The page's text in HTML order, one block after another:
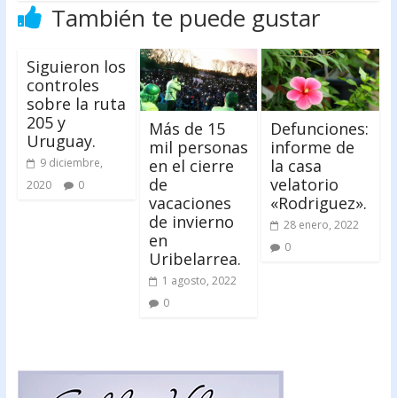
También te puede gustar
Siguieron los
controles
sobre la ruta
205 y
Uruguay.
9 diciembre,
2020
0
Más de 15
mil personas
en el cierre
de
vacaciones
de invierno
en
Uribelarrea.
1 agosto, 2022
0
Defunciones:
informe de
la casa
velatorio
«Rodriguez».
28 enero, 2022
0